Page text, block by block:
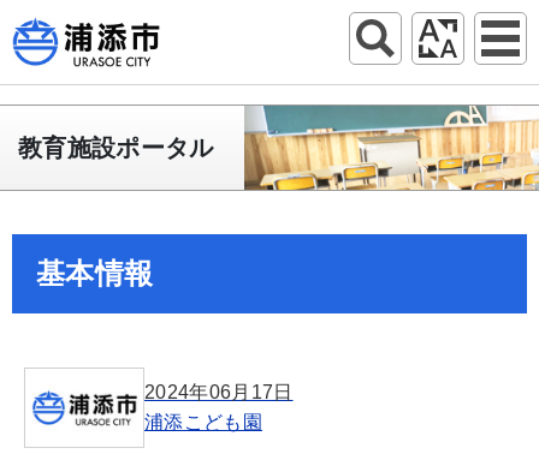
教育施設ポータル
基本情報
2024年06月17日
浦添こども園